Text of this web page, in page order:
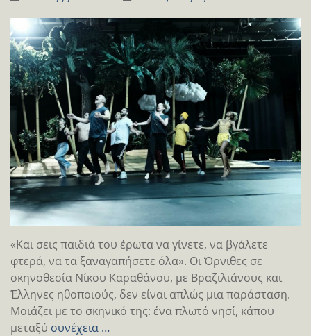
«Kαι σεις παιδιά του έρωτα να γίνετε, να βγάλετε
φτερά, να τα ξαναγαπήσετε όλα». Οι Όρνιθες σε
σκηνοθεσία Νίκου Καραθάνου, με Βραζιλιάνους και
Έλληνες ηθοποιούς, δεν είναι απλώς μια παράσταση.
Μοιάζει με το σκηνικό της: ένα πλωτό νησί, κάπου
μεταξύ συνέχεια …